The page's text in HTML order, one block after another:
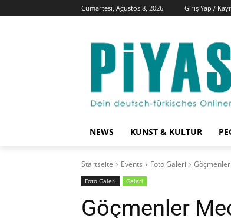
Cumartesi, Ağustos 8, 2026 Giriş Yap /
NEWS KUNST & KULTUR
Startseite Events Foto Galeri Göçmenler
Foto Galeri Galeri
Göçmenler